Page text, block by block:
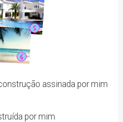
assinada por mim
por mim